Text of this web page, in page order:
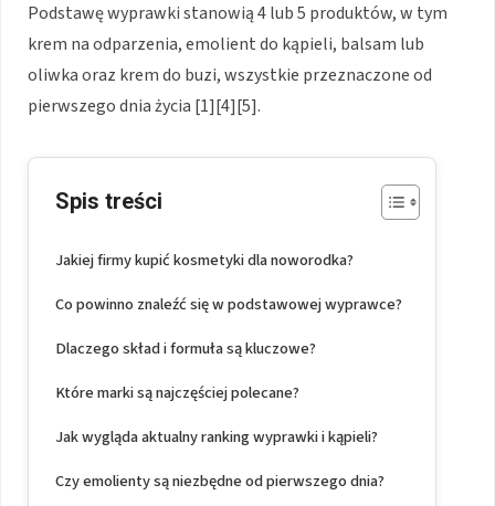
Podstawę wyprawki stanowią 4 lub 5 produktów, w tym
krem na odparzenia, emolient do kąpieli, balsam lub
oliwka oraz krem do buzi, wszystkie przeznaczone od
pierwszego dnia życia [1][4][5].
Spis treści
Jakiej firmy kupić kosmetyki dla noworodka?
Co powinno znaleźć się w podstawowej wyprawce?
Dlaczego skład i formuła są kluczowe?
Które marki są najczęściej polecane?
Jak wygląda aktualny ranking wyprawki i kąpieli?
Czy emolienty są niezbędne od pierwszego dnia?